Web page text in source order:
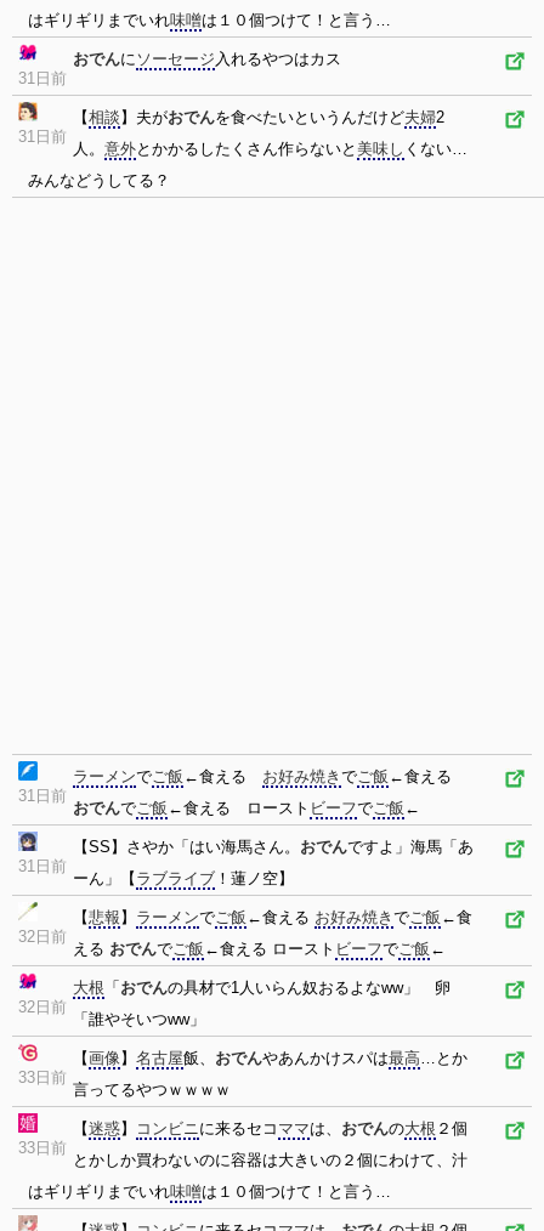
はギリギリまでいれ味噌は１０個つけて！と言う…
31日前
おでんに ソーセージ 入れるやつはカス
31日前
【相談 】夫がおでんを食べたいというんだけど夫婦2
人。 意外とかかるしたくさん作らないと 美味し くない…
みんなどうしてる？
31日前
ラーメンでご飯 ←食える お好み焼き でご飯 ←食える
おでんでご飯 ←食える ロースト ビーフでご飯 ←
31日前
【SS】さやか「はい海馬さん。 おでんですよ」海馬「あ
ーん」【 ラブライブ ！蓮ノ空】
32日前
【悲報 】 ラーメンでご飯 ←食える お好み焼き でご飯 ←食
える おでんでご飯 ←食える ロースト ビーフでご飯 ←
32日前
大根 「 おでんの具材で1人いらん奴おるよなww」 卵
「誰やそいつww」
33日前
【画像】 名古屋飯、 おでんやあんかけスパは最高…とか
言ってるやつｗｗｗｗ
33日前
【迷惑】 コンビニに来るセコ ママは、 おでんの大根 ２個
とかしか買わないのに容器は大きいの２個にわけて、汁
はギリギリまでいれ味噌は１０個つけて！と言う…